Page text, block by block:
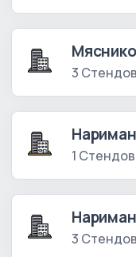
3 Стендов
1 Стендов
3 Стендов